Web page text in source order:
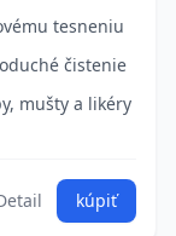
tesneniu
čistenie
mušty a likéry
kúpiť